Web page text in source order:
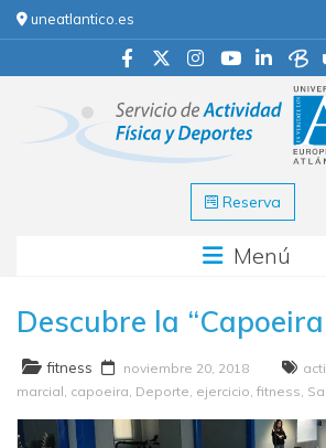
uneatlantico.es
Reserva
Menú
Descubre la
fitness noviembre 20, 2018
marcial capoeira Deporte ejercicio fitness